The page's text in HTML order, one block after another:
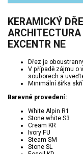
KERAMICKÝ
EXCENTR NE
Dřez je
V případě zájmu o
souborech a
Minimální šířka
Barevné provedení:
White Alpin R1
Stone white S3
Cream KR
Ivory FU
Steam SM
Stone SL